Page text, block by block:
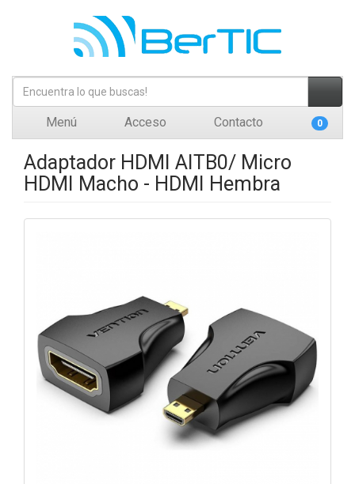
Menú Acceso Contacto 0
Adaptador HDMI AITB0/ Micro
HDMI Macho - HDMI Hembra